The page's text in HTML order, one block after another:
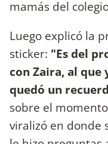
mamás del
Luego explicó la
sticker: "Es del
con Zaira, al que
quedó un
sobre el
viralizó en donde